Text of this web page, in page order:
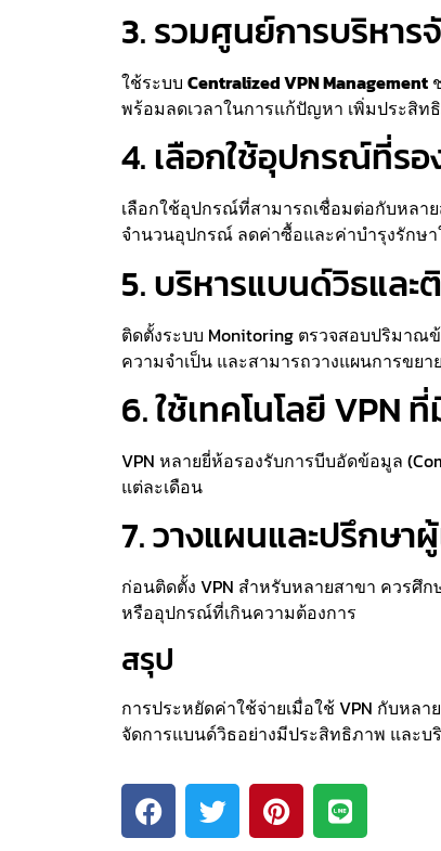
3. รวมศูนย์การบริหาร
ใช้ระบบ Centralized VPN Management
พร้อมลดเวลาในการแก้ปัญหา เพิ่มประสิท
4. เลือกใช้อุปกรณ์ที่ร
เลือกใช้อุปกรณ์ที่สามารถเชื่อมต่อกับหลาย
จำนวนอุปกรณ์ ลดค่าซื้อและค่าบำรุงรักษา
5. บริหารแบนด์วิธและ
ติดตั้งระบบ Monitoring ตรวจสอบปริมาณ
ความจำเป็น และสามารถวางแผนการขย
6. ใช้เทคโนโลยี
VPN หลายยี่ห้อรองรับการบีบอัดข้อมูล
แต่ละเดือน
7. วางแผนและปรึกษา
ก่อนติดตั้ง VPN สำหรับหลายสาขา ควรศึ
หรืออุปกรณ์ที่เกินความต้องการ
สรุป
การประหยัดค่าใช้จ่ายเมื่อใช้ VPN กับหล
จัดการแบนด์วิธอย่างมีประสิทธิภาพ และ